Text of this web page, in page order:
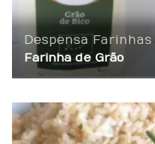
Despensa Farinhas
Farinha de Grão